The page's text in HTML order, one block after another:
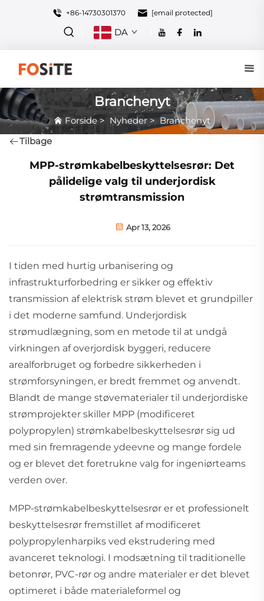
+86-14730301370 [email protected]
DA
Branchenyt
Forside> Nyheder>Branchenyt
Tilbage
MPP-strømkabelbeskyttelsesrør: Det
pålidelige valg til underjordisk
strømtransmission
Apr 13, 2026
I tiden med hurtig urbanisering og
infrastrukturforbedring er sikker og effektiv
transmission af elektrisk strøm blevet et grundpiller
i det moderne samfund. Underjordisk
strømudlægning, som en metode til at undgå
virkningen af overjordisk byggeri, reducere
arealforbruget og forbedre sikkerheden i
strømforsyningen, er bredt fremmet og anvendt.
Blandt de mange støvematerialer til underjordiske
strømprojekter skiller MPP (modificeret
polypropylen) strømkabelbeskyttelsesrør sig ud
med sin fremragende ydeevne og mange fordele
og er blevet det foretrukne valg for ingeniørteams
verden over.
MPP-strømkabelbeskyttelsesrør er et professionelt
beskyttelsesrør fremstillet af modificeret
polypropylenharpiks ved ekstrudering med
avanceret teknologi. I modsætning til traditionelle
betonrør, PVC-rør og andre materialer er det blevet
optimeret i både materialeformel og